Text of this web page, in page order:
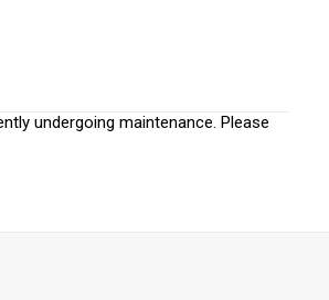
undergoing maintenance. Please